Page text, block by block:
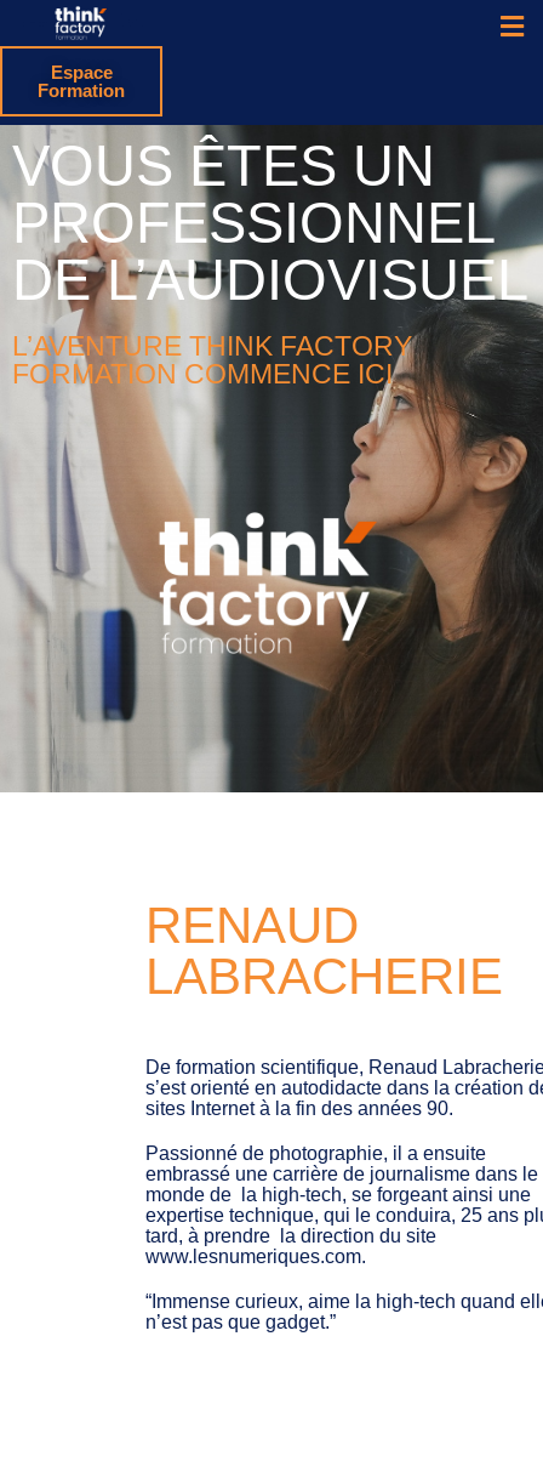
Espace
Formation
VOUS ÊTES UN
PROFESSIONNEL
DE L’AUDIOVISUEL
L’AVENTURE THINK FACTORY
FORMATION COMMENCE ICI
RENAUD
LABRACHERIE
De formation scientifique, Renaud
s’est orienté en autodidacte dans la création
sites Internet à la fin des années 90.
Passionné de photographie, il a ensuite
embrassé une carrière de journalisme dans le
monde de la high-tech, se forgeant ainsi une
expertise technique, qui le conduira, 25 ans
tard, à prendre la direction du site
www.lesnumeriques.com.
“Immense curieux, aime la high-tech quand
n’est pas que gadget.”